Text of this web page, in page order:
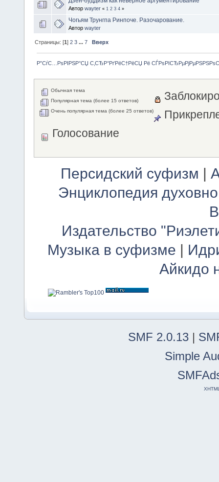
Автор wayter « 1 2 3 4 »
Чогьям Трунгпа Ринпоче. Разочарование.
Автор wayter
Страницы: [1]2 3 ...7 Вверх
Р”СѓС…РѕРІРЅР°СЏ С‚СЂР°РґРёС†РёСЏ Рё
Обычная тема
Популярная тема (более 15 ответов)
Очень популярная тема (более 25 ответов)
Голосование
Персидский суфизм |
Энциклопедия
Издательство
Музыка в суфизме |
Айкидо
SMF 2.0.13 |
Simple